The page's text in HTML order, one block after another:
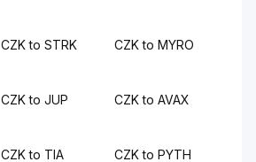
CZK to STRK CZK to MYRO
CZK to JUP CZK to AVAX
CZK to TIA CZK to PYTH